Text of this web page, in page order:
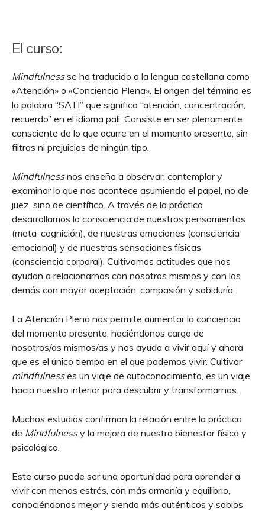
El curso:
Mindfulnessse ha traducido a la lengua castellana como
«Atención» o «Conciencia Plena». El origen del término es
la palabra “SATI” que significa “atención, concentración,
recuerdo” en el idioma pali. Consiste en ser plenamente
consciente de lo que ocurre en el momento presente, sin
filtros ni prejuicios de ningún tipo.
Mindfulnessnos enseña a observar, contemplar y
examinar lo que nos acontece asumiendo el papel, no de
juez, sino de científico. A través de la práctica
desarrollamos la consciencia de nuestros pensamientos
(meta-cognición), de nuestras emociones (consciencia
emocional) y de nuestras sensaciones físicas
(consciencia corporal). Cultivamos actitudes que nos
ayudan a relacionarnos con nosotros mismos y con los
demás con mayor aceptación, compasión y sabiduría.
La Atención Plena nos permite aumentar la conciencia
del momento presente, haciéndonos cargo de
nosotros/as mismos/as y nos ayuda a vivir aquí y ahora
que es el único tiempo en el que podemos vivir. Cultivar
mindfulnesses un viaje de autoconocimiento, es un viaje
hacia nuestro interior para descubrir y transformarnos.
Muchos estudios confirman la relación entre la práctica
de Mindfulnessy la mejora de nuestro bienestar físico y
psicológico.
Este curso puede ser una oportunidad para aprender a
vivir con menos estrés, con más armonía y equilibrio,
conociéndonos mejor y siendo más auténticos y sabios